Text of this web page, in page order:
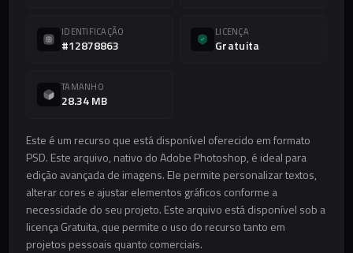
IDENTIFICAÇÃO
#12878863
LICENÇA
Gratuita
TAMANHO
28.34 MB
Este é um recurso que está disponível oferecido em formato
PSD. Este arquivo, nativo do Adobe Photoshop, é ideal para
edição avançada de imagens. Ele permite personalizar textos,
alterar cores e ajustar elementos gráficos conforme a
necessidade do seu projeto. Este arquivo está disponível sob a
licença Gratuita, que permite o uso do recurso tanto em
projetos pessoais quanto comerciais.